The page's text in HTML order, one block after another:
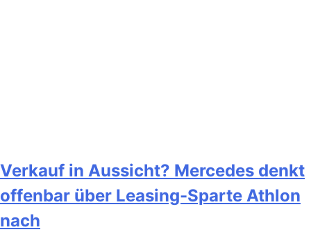
Verkauf in Aussicht? Mercedes denkt
offenbar über Leasing-Sparte Athlon
nach